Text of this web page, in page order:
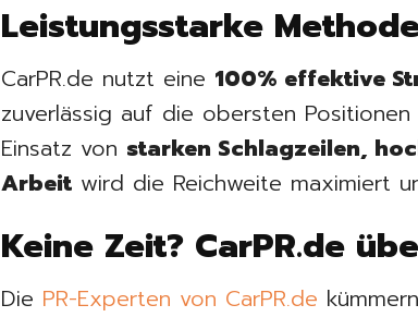
Leistungsstarke
CarPR.de nutzt eine 100% effektive
zuverlässig auf die obersten
Einsatz von starken Schlagzeilen,
Arbeit wird die Reichweite maximiert
Keine Zeit? CarPR.de
Die PR-Experten von CarPR.de